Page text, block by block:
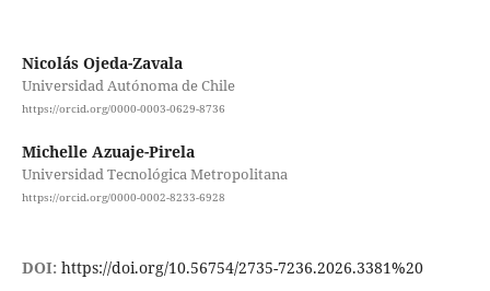
Nicolás Ojeda-Zavala
Universidad Autónoma de Chile
https://orcid.org/0000-0003-0629-8736
Michelle Azuaje-Pirela
Universidad Tecnológica Metropolitana
https://orcid.org/0000-0002-8233-6928
DOI: https://doi.org/10.56754/2735-7236.2026.3381%20